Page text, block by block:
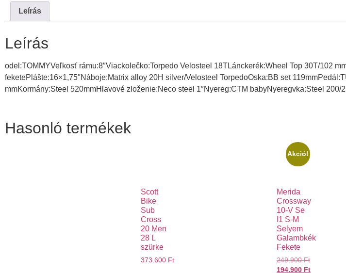
Leírás
Leírás
odel:TOMMYVeľkosť rámu:8″Viackolečko:Torpedo Velosteel 18TLánckerék:Wheel Top 30T/102
feketePlášte:16×1,75″Náboje:Matrix alloy 20H silver/Velosteel TorpedoOska:BB set
mmKormány:Steel 520mmHlavové zloženie:Neco steel 1″Nyereg:CTM babyNyeregvka:Steel 200/
Hasonló termékek
Scott
Bike
Sub
Cross
20 Men
28 L
szürke
373.600 Ft
Akció!
Merida
Crossway
10-V Se
I1 S-M
Selyem
Galambkék
Fekete
249.900Ft
194.900 Ft